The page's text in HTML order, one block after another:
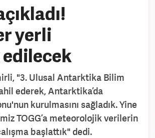
yerli
"3. Ulusal Antarktika Bilim
ederek, Antarktika’da
kurulmasını sağladık. Yine
TOGG’a meteorolojik verilerin
başlattık" dedi.